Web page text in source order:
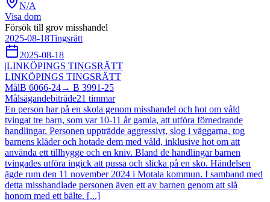
N/A
Visa dom
Försök till grov misshandel
2025-08-18Tingsrätt
2025-08-18
|LINKÖPINGS TINGSRÄTT
LINKÖPINGS TINGSRÄTT
MålB 6066-24→ B 3991-25
Målsägandebiträde21 timmar
En person har på en skola genom misshandel och hot om våld
tvingat tre barn, som var 10-11 år gamla, att utföra förnedrande
handlingar. Personen uppträdde aggressivt, slog i väggarna, tog
barnens kläder och hotade dem med våld, inklusive hot om att
använda ett tillhygge och en kniv. Bland de handlingar barnen
tvingades utföra ingick att pussa och slicka på en sko. Händelsen
ägde rum den 11 november 2024 i Motala kommun. I samband med
detta misshandlade personen även ett av barnen genom att slå
honom med ett bälte. [...]